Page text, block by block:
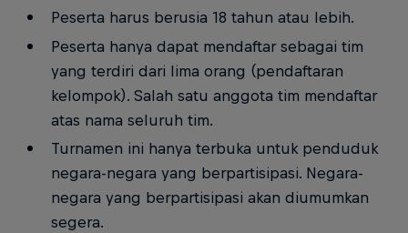
Peserta harus berusia 18 tahun atau lebih.
Peserta hanya dapat mendaftar sebagai tim
yang terdiri dari lima orang (pendaftaran
kelompok). Salah satu anggota tim mendaftar
atas nama seluruh tim.
Turnamen ini hanya terbuka untuk penduduk
negara-negara yang berpartisipasi. Negara-
negara yang berpartisipasi akan diumumkan
segera.